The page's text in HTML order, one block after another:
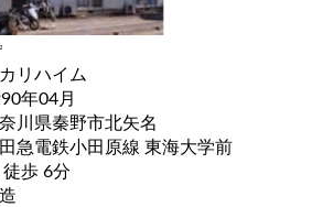
2
リハイム
年04月
川県秦野市北矢名
急電鉄小田原線 東海大学前
駅 徒歩 6分